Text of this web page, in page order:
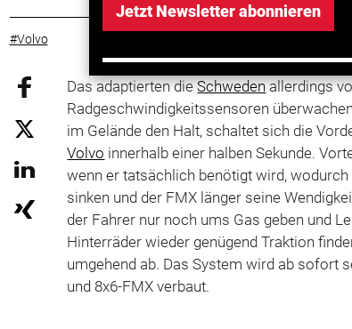
#Volvo
Jetzt Newsletter abonnieren
Das adaptierten dieSchwedenallerdings
Radgeschwindigkeitssensoren
im Gelände den Halt, schaltet sich die
Volvo innerhalb einer halben Sekunde.
wenn er tatsächlich benötigt wird,
sinken und der FMX länger seine
der Fahrer nur noch ums Gas geben und
Hinterräder wieder genügend Traktion
umgehend ab. Das System wird ab sofort
und 8x6-FMX verbaut.